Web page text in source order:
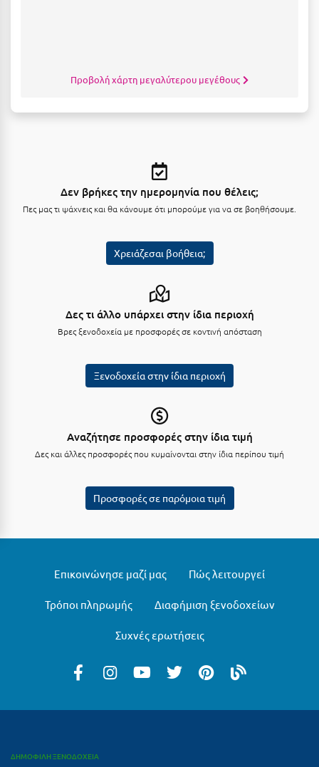
Νάξος
Ορεινή Ναυπακτία
Παράλιο Άστρος
Προβολή χάρτη μεγαλύτερου μεγέθους
Δεν βρήκες την ημερομηνία που θέλεις;
Πες μας τι ψάχνεις και θα κάνουμε ότι μπορούμε για να σε βοηθήσουμε.
Χρειάζεσαι βοήθεια;
Δες τι άλλο υπάρχει στην ίδια περιοχή
Βρες ξενοδοχεία με προσφορές σε κοντινή απόσταση
Ξενοδοχεία στην ίδια περιοχή
Αναζήτησε προσφορές στην ίδια τιμή
Δες και άλλες προσφορές που κυμαίνονται στην ίδια περίπου τιμή
Προσφορές σε παρόμοια τιμή
Επικοινώνησε μαζί μας Πώς λειτουργεί
Τρόποι πληρωμής Διαφήμιση ξενοδοχείων
Συχνές ερωτήσεις
ΔΗΜΟΦΙΛΗ ΞΕΝΟΔΟΧΕΙΑ